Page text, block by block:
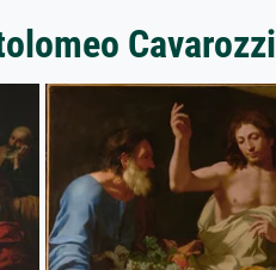
Cavarozzi